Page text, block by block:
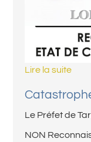
Lire la suite
Le Préfet de
NON